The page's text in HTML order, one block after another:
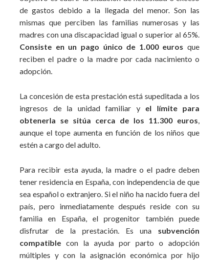
de gastos debido a la llegada del menor. Son las
mismas que perciben las familias numerosas y las
madres con una discapacidad igual o superior al 65%.
Consiste en un pago único de 1.000 euros que
reciben el padre o la madre por cada nacimiento o
adopción.
La concesión de esta prestación está supeditada a los
ingresos de la unidad familiar y el límite para
obtenerla se sitúa cerca de los 11.300 euros,
aunque el tope aumenta en función de los niños que
estén a cargo del adulto.
Para recibir esta ayuda, la madre o el padre deben
tener residencia en España, con independencia de que
sea español o extranjero. Si el niño ha nacido fuera del
país, pero inmediatamente después reside con su
familia en España, el progenitor también puede
disfrutar de la prestación. Es una subvención
compatible con la ayuda por parto o adopción
múltiples y con la asignación económica por hijo